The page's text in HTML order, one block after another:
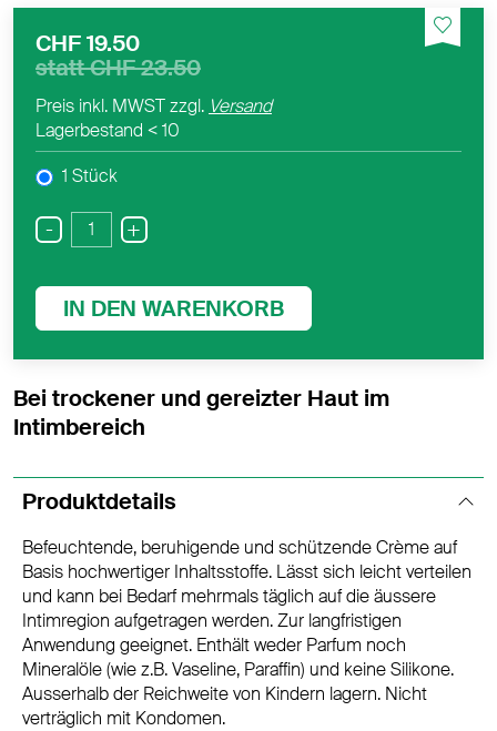
CHF 19.50
stattCHF 23.50
Preis inkl. MWST zzgl. Versand
Lagerbestand < 10
1 Stück
- +
IN DEN WARENKORB
Bei trockener und gereizter Haut im
Intimbereich
Produktdetails
Befeuchtende, beruhigende und schützende Crème auf
Basis hochwertiger Inhaltsstoffe. Lässt sich leicht verteilen
und kann bei Bedarf mehrmals täglich auf die äussere
Intimregion aufgetragen werden. Zur langfristigen
Anwendung geeignet. Enthält weder Parfum noch
Mineralöle (wie z.B. Vaseline, Paraffin) und keine Silikone.
Ausserhalb der Reichweite von Kindern lagern. Nicht
verträglich mit Kondomen.